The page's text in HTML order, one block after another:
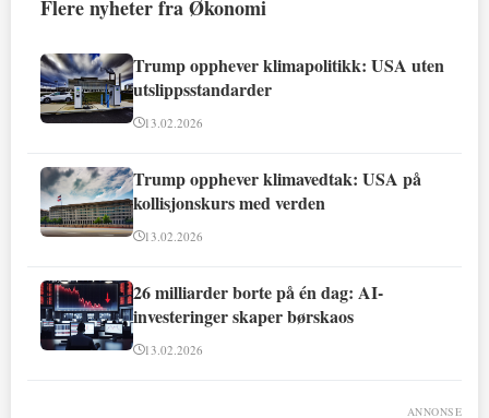
Flere nyheter fra Økonomi
Trump opphever klimapolitikk: USA uten
utslippsstandarder
13.02.2026
Trump opphever klimavedtak: USA på
kollisjonskurs med verden
13.02.2026
26 milliarder borte på én dag: AI-
investeringer skaper børskaos
13.02.2026
ANNONSE